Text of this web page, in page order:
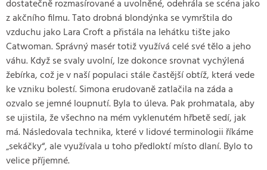
dostatečně rozmasírované a uvolněné, odehrála se scéna jako
z akčního filmu. Tato drobná blondýnka se vymrštila do
vzduchu jako Lara Croft a přistála na lehátku tište jako
Catwoman. Správný masér totiž využívá celé své tělo a jeho
váhu. Když se svaly uvolní, lze dokonce srovnat vychýlená
žebírka, což je v naší populaci stále častější obtíž, která vede
ke vzniku bolestí. Simona erudovaně zatlačila na záda a
ozvalo se jemné loupnutí. Byla to úleva. Pak prohmatala, aby
se ujistila, že všechno na mém vyklenutém hřbetě sedí, jak
má. Následovala technika, které v lidové terminologii říkáme
„sekáčky“, ale využívala u toho předloktí místo dlaní. Bylo to
velice příjemné.